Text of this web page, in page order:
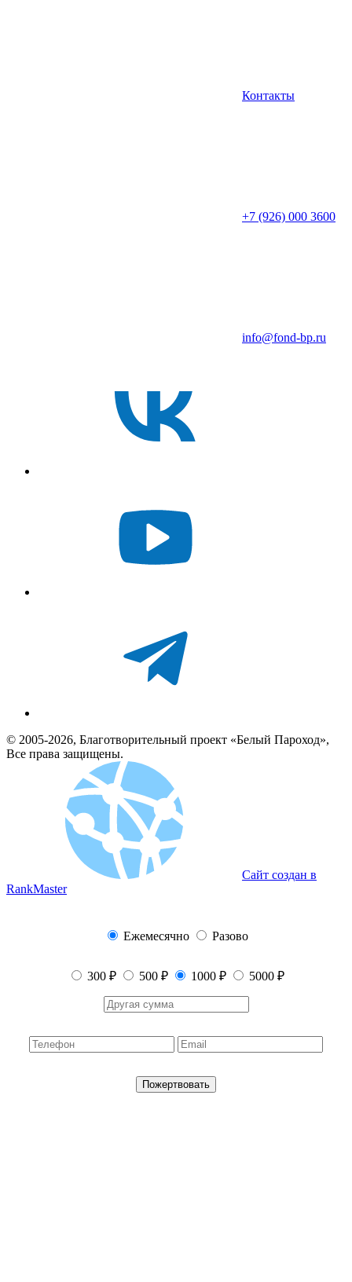
Контакты
+7 (926) 000 3600
info@fond-bp.ru
© 2005-2026, Благотворительный проект «Белый Пароход»,
Все права защищены.
Сайт создан в
RankMaster
Ежемесячно Разово
300 ₽ 500 ₽ 1000 ₽ 5000 ₽
Пожертвовать